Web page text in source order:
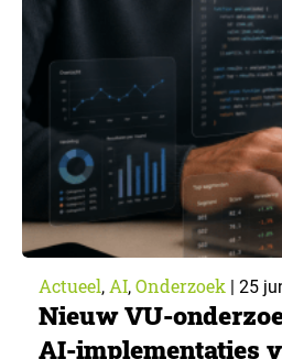
vragen helpen om dat te
data vandaan, is de persona
doelgroep…
Actueel, AI, Onderzoek | 25
Nieuw VU-
AI-implementaties